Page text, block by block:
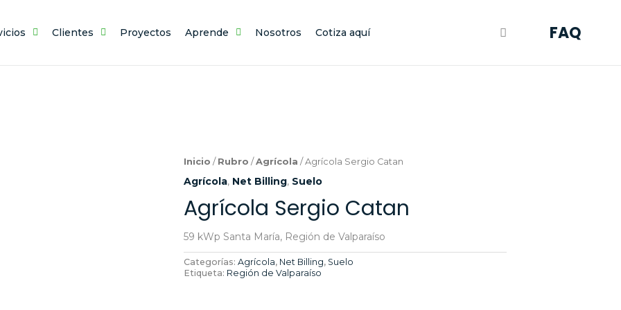
Clientes Proyectos Aprende Nosotros Cotiza aquí FAQ
Inicio / Rubro / Agrícola / Agrícola Sergio Catan
Agrícola, Net Billing, Suelo
Agrícola Sergio Catan
59 kWp Santa María, Región de Valparaíso
Categorías: Agrícola, Net Billing, Suelo
Etiqueta: Región de Valparaíso